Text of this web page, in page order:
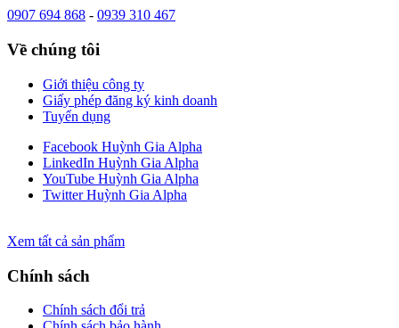
0907 694 868 - 0939 310 467
Về chúng tôi
Giới thiệu công ty
Giấy phép đăng ký kinh doanh
Tuyển dụng
Facebook Huỳnh Gia Alpha
LinkedIn Huỳnh Gia Alpha
YouTube Huỳnh Gia Alpha
Twitter Huỳnh Gia Alpha
Xem tất cả sản phẩm
Chính sách
Chính sách đổi trả